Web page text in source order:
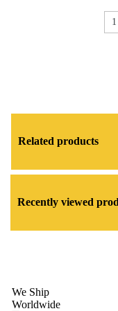
Related products
Recently viewed
We Ship
Worldwide